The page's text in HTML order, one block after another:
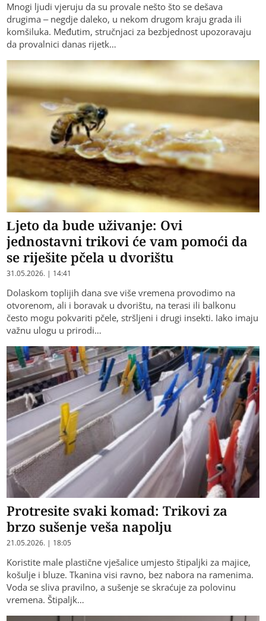
Mnogi ljudi vjeruju da su provale nešto što se dešava
drugima – negdje daleko, u nekom drugom kraju grada ili
komšiluka. Međutim, stručnjaci za bezbjednost upozoravaju
da provalnici danas rijetk…
Ljeto da bude uživanje: Ovi
jednostavni trikovi će vam pomoći da
se riješite pčela u dvorištu
31.05.2026. | 14:41
Dolaskom toplijih dana sve više vremena provodimo na
otvorenom, ali i boravak u dvorištu, na terasi ili balkonu
često mogu pokvariti pčele, stršljeni i drugi insekti. Iako imaju
važnu ulogu u prirodi…
Protresite svaki komad: Trikovi za
brzo sušenje veša napolju
21.05.2026. | 18:05
Koristite male plastične vješalice umjesto štipaljki za majice,
košulje i bluze. Tkanina visi ravno, bez nabora na ramenima.
Voda se sliva pravilno, a sušenje se skraćuje za polovinu
vremena. Štipaljk…